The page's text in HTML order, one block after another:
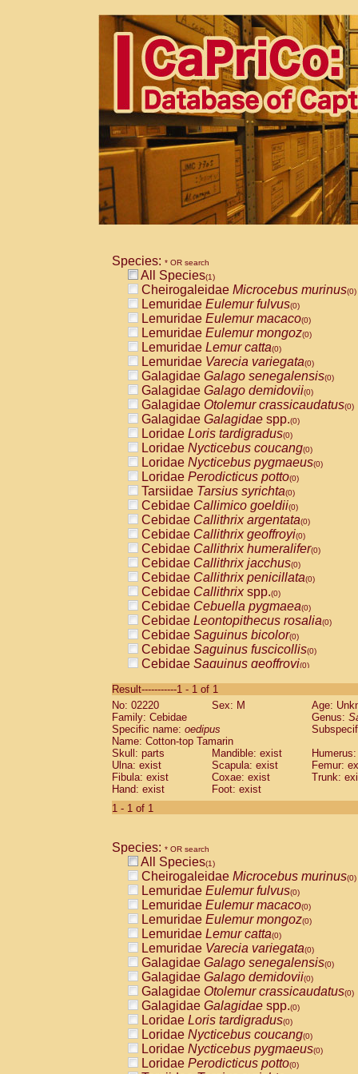
Species: * OR search
All Species(1)
Cheirogaleidae Microcebus murinus(0)
Lemuridae Eulemur fulvus(0)
Lemuridae Eulemur macaco(0)
Lemuridae Eulemur mongoz(0)
Lemuridae Lemur catta(0)
Lemuridae Varecia variegata(0)
Galagidae Galago senegalensis(0)
Galagidae Galago demidovii(0)
Galagidae Otolemur crassicaudatus(0)
Galagidae Galagidae spp.(0)
Loridae Loris tardigradus(0)
Loridae Nycticebus coucang(0)
Loridae Nycticebus pygmaeus(0)
Loridae Perodicticus potto(0)
Tarsiidae Tarsius syrichta(0)
Cebidae Callimico goeldii(0)
Cebidae Callithrix argentata(0)
Cebidae Callithrix geoffroyi(0)
Cebidae Callithrix humeralifer(0)
Cebidae Callithrix jacchus(0)
Cebidae Callithrix penicillata(0)
Cebidae Callithrixspp.(0)
Cebidae Cebuella pygmaea(0)
Cebidae Leontopithecus rosalia(0)
Cebidae Saguinus bicolor(0)
Cebidae Saguinus fuscicollis(0)
Cebidae Saguinus geoffroyi(0)
CebidaeSaguinus labiatus(0)
Cebidae Saguinus leucopus (0)
Cebidae
CebidaeSaguinus mystax
Cebidae Saguinus nigricollis (0)
Cebidae Saguinus oedipus
Cebidae Saguinus weddelli
Cebidae Saguinusspp.
Cebidae
CebidaeCebus capucinus
CebidaeCebus nigrivittatus
CebidaeCebus spp.(0)
CebidaeSaimiri boliviensis(0)
CebidaeSaimiri sciureus(0)
AtelidaeAlouatta caraya(0)
AtelidaeAlouatta fusca(0)
AtelidaeAlouatta seniculus(0)
AtelidaeAlouattaspp.(0)
AtelidaeAteles belzebuth(0)
AtelidaeAteles geoffroyi(0)
AtelidaeAteles paniscus(0)
AtelidaeAtelesspp.(0)
AtelidaeLagothrix lagothricha(0)
AtelidaeLagothrix lagothricha cana
PitheciidaeCacajao calvus
Result-----------1 - 1 of 1
No: 02220
Sex: M
Age:
Family: Cebidae
Genus:
Specific name: oedipus
Name: Cotton-top Tamarin
Skull: parts
Mandible: exist
Ulna: exist
Scapula: exist
Femur:
Fibula: exist
Coxae: exist
Trunk:
Hand: exist
Foot: exist
1 - 1 of 1
Species: * OR search
All Species(1)
Cheirogaleidae Microcebus murinus(0)
Lemuridae Eulemur fulvus(0)
Lemuridae Eulemur macaco(0)
Lemuridae Eulemur mongoz(0)
Lemuridae Lemur catta(0)
Lemuridae Varecia variegata(0)
Galagidae Galago senegalensis(0)
Galagidae Galago demidovii(0)
Galagidae Otolemur crassicaudatus(0)
Galagidae Galagidae spp.(0)
Loridae Loris tardigradus(0)
Loridae Nycticebus coucang(0)
Loridae Nycticebus pygmaeus(0)
Loridae Perodicticus potto(0)